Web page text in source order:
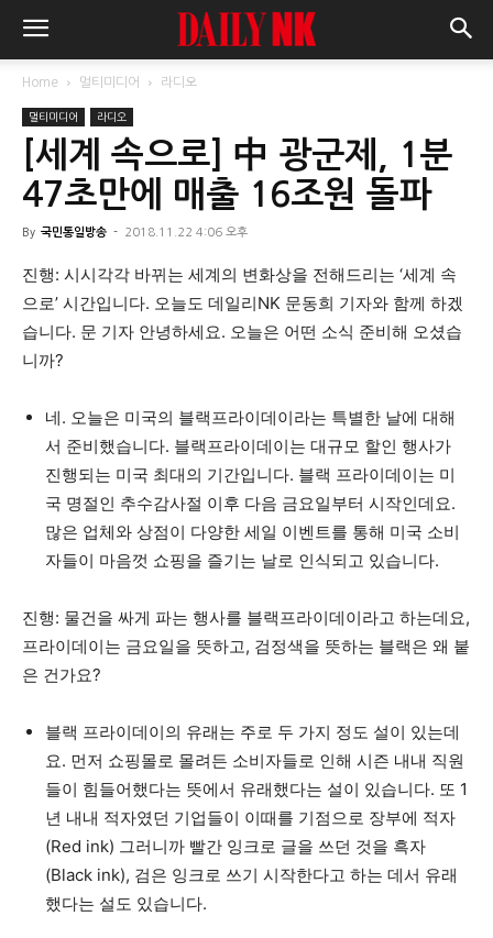
Home 멀티미디어 라디오
멀티미디어 라디오
[세계 속으로] 中 광군제, 1분
47초만에 매출 16조원 돌파
By 국민통일방송 - 2018.11.22 4:06 오후
진행: 시시각각 바뀌는 세계의 변화상을 전해드리는 ‘세계 속
으로’ 시간입니다. 오늘도 데일리NK 문동희 기자와 함께 하겠
습니다. 문 기자 안녕하세요. 오늘은 어떤 소식 준비해 오셨습
니까?
네. 오늘은 미국의 블랙프라이데이라는 특별한 날에 대해
서 준비했습니다. 블랙프라이데이는 대규모 할인 행사가
진행되는 미국 최대의 기간입니다. 블랙 프라이데이는 미
국 명절인 추수감사절 이후 다음 금요일부터 시작인데요.
많은 업체와 상점이 다양한 세일 이벤트를 통해 미국 소비
자들이 마음껏 쇼핑을 즐기는 날로 인식되고 있습니다.
진행: 물건을 싸게 파는 행사를 블랙프라이데이라고 하는데요,
프라이데이는 금요일을 뜻하고, 검정색을 뜻하는 블랙은 왜 붙
은 건가요?
블랙 프라이데이의 유래는 주로 두 가지 정도 설이 있는데
요. 먼저 쇼핑몰로 몰려든 소비자들로 인해 시즌 내내 직원
들이 힘들어했다는 뜻에서 유래했다는 설이 있습니다. 또 1
년 내내 적자였던 기업들이 이때를 기점으로 장부에 적자
(Red ink) 그러니까 빨간 잉크로 글을 쓰던 것을 흑자
(Black ink), 검은 잉크로 쓰기 시작한다고 하는 데서 유래
했다는 설도 있습니다.